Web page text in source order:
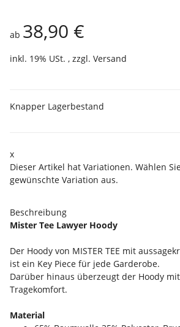
ab 38,90 €
inkl. 19% USt. , zzgl. Versand
Knapper Lagerbestand
x
Dieser Artikel hat Variationen. Wählen
gewünschte Variation aus.
Beschreibung
Mister Tee Lawyer Hoody
Der Hoody von MISTER TEE mit
ist ein Key Piece für jede Garderobe.
Darüber hinaus überzeugt der Hoody
Tragekomfort.
Material